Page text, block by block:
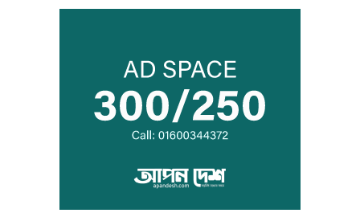
পাঁচ আর্থিক প্রতিষ্ঠান বন্ধের অনুমোদন,
রোববার প্রশাসক নিয়োগ
ঢাকা-ময়মনসিংহ রেল যোগাযোগ স্বাভাবিক